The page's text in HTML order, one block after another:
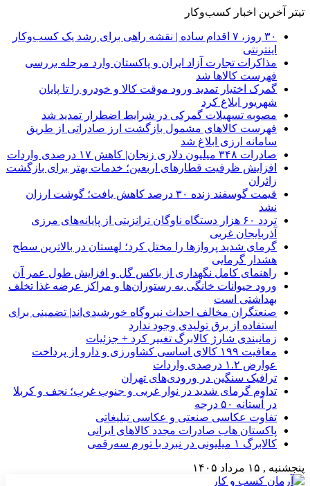
تیتر آخرین اخبار کسب‌وکار
۳۰ روز، ۷ اقدام ساده | نقشه راهی برای رشد یک کسب‌وکار
اینترنتی
مذاکرات تجارت آزاد ایران و پاکستان وارد مرحله بررسی
فهرست کالاها شد
گمرک اختیار تمدید ورود موقت کالا و خودرو را تا پایان
شهریور ابلاغ کرد
مصوبه تسهیلات گمرکی در شرایط اضطرار تمدید شد
فهرست کالاهای مشمول بازگشت ارز صادراتی از طریق
سامانه ارزی ابلاغ شد
صادرات ۳۴۸ میلیون دلاری زنجان| ‌کاهش ۱۷ درصدی واردات
افزایش ظرفیت قطارهای اربعین؛ خدمات بهتر برای بازگشت
زائران
قیمت گوسفند زنده ۳۰ درصد کاهش یافت؛ گوشت ارزان
نشد
تردد ۶۰ هزار دستگاه ناوگان ترانزیتی از پایانه‌های مرزی
آذربایجان ‌غربی
گرمای شدید پروازها را مختل کرد؛ لهستان در بالاترین سطح
هشدار گرمایی
راهنمای کامل نگهداری از باکس گل و افزایش طول عمر آن
ورود حیوانات خانگی به رستوران‌ها و مراکز عرضه غذا تخلف
بهداشتی است
صنعتگران مخالف احداث نیروگاه خورشیدی‌اند| تضمینی برای
استفاده از برق تولیدی وجود ندارد
زمانبندی شارژ کالابرگ تغییر کرد + جزئیات
معافیت ۱۹۹ کالای اساسی کشاورزی و دارو از پرداخت
عوارض ۱.۲ درصدی واردات
ترافیک سنگین در ورودی‌های تهران
تداوم گرمای شدید در نوار غربی و جنوب غرب؛ نجف و کربلا
در آستانه ۵۰ درجه
تفاوت عکاسی صنعتی و عکاسی تبلیغاتی
پاکستان هاب صادرات مجدد کالاهای ایرانی
کالابرگ ۱ میلیونی در نبرد با تورم سه‌رقمی
پنجشنبه , ۱۵ مرداد ۱۴۰۵